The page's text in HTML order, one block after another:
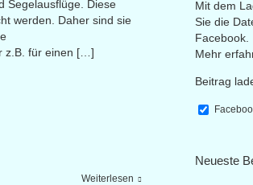
Segelausflüge. Diese
werden. Daher sind sie
z.B. für einen […]
Weiterlesen
Mit dem
Sie die
Facebook.
Mehr
Beitrag
Neueste